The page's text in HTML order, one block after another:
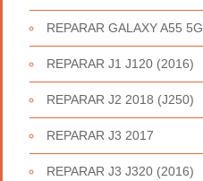
REPARAR GALAXY A55 5G
REPARAR J1 J120 (2016)
REPARAR J2 2018 (J250)
REPARAR J3 2017
REPARAR J3 J320 (2016)